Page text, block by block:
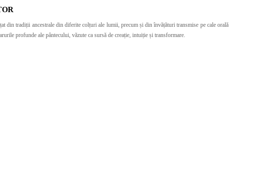
din tradiții ancestrale din diferite colțuri ale lumii, precum și din învățături transmise pe cale orală
profunde ale pântecului, văzute ca sursă de creație, intuiție și transformare.